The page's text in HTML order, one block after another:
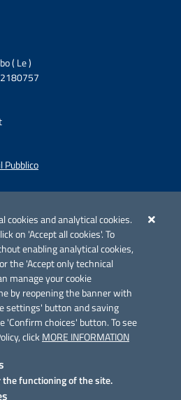
cookies and analytical cookies.
on 'Accept all cookies'. To
enabling analytical cookies,
the 'Accept only technical
manage your cookie
by reopening the banner with
settings' button and saving
'Confirm choices' button. To see
clickMORE INFORMATION
the functioning of the site.
( Le )
Pubblico